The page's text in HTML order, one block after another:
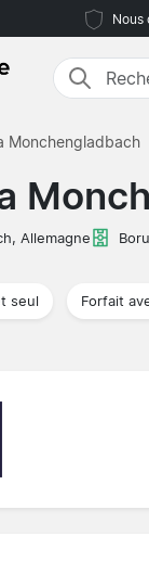
Nous
Monchengladbach
Allemagne
seul Forfait